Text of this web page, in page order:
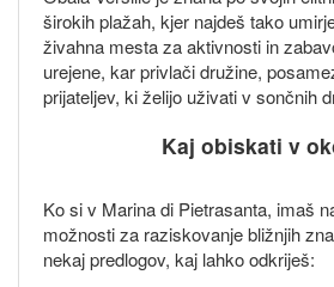
širokih plažah, kjer najdeš tako
živahna mesta za aktivnosti in
urejene, kar privlači družine,
prijateljev, ki želijo uživati v sončnih
Kaj obiskati v
Ko si v Marina di Pietrasanta, imaš
možnosti za raziskovanje bližnjih
nekaj predlogov, kaj lahko odkriješ: